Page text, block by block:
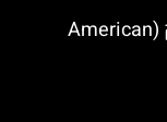
מוזיאון ההיסטוריה של הטבע בניו יורק (American